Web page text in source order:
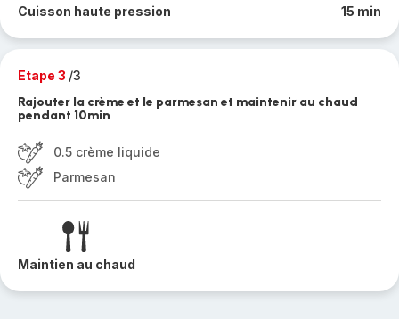
Cuisson haute pression 15 min
Etape 3 /3
Rajouter la crème et le parmesan et maintenir au chaud
pendant 10min
0.5 crème liquide
Parmesan
Maintien au chaud